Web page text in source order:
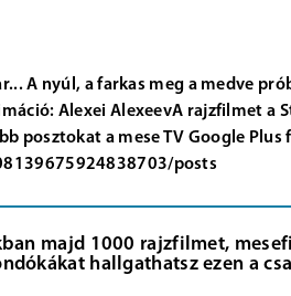
A nyúl, a farkas meg a medve
Alexei AlexeevA rajzfilmet a
posztokat a mese TV Google Plus
posts
majd 1000 rajzfilmet,
hallgathatsz ezen a